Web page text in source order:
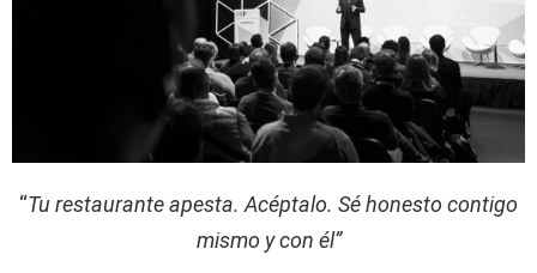
“Tu restaurante apesta. Acéptalo. Sé honesto contigo
mismo y con él”